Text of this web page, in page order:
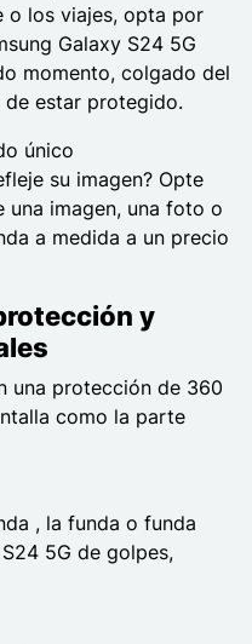
o los viajes, opta por
Galaxy S24 5G
momento, colgado del
estar protegido.
único
su imagen? Opte
una imagen, una foto o
a medida a un precio
y
una protección de 360
como la parte
, la funda o funda
5G de golpes,